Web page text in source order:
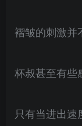
褶皱的刺激并
杯叔甚至有些
只有当进出速